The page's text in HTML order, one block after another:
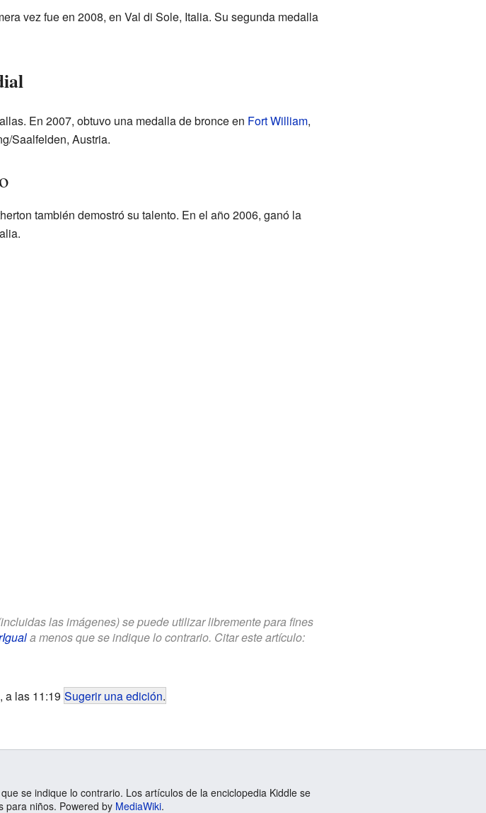
vez fue en 2008, en Val di Sole, Italia. Su segunda medalla
En 2007, obtuvo una medalla de bronce en Fort William,
Saalfelden, Austria.
también demostró su talento. En el año 2006, ganó la
las imágenes) se puede utilizar libremente para fines
a menos que se indique lo contrario. Citar este artículo:
a las 11:19 Sugerir una edición.
se indique lo contrario. Los artículos de la enciclopedia Kiddle se
para niños. Powered by MediaWiki.